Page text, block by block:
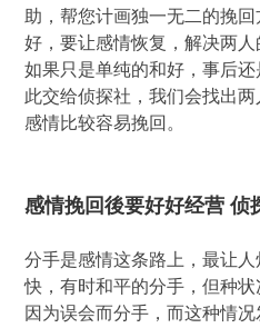
助，帮您计画独一无二的挽
好，要让感情恢复，解决两人
如果只是单纯的和好，事后
此交给侦探社，我们会找出两
感情比较容易挽回。
感情挽回後要好好经营 侦
分手是感情这条路上，最让
快，有时和平的分手，但种
因为误会而分手，而这种情